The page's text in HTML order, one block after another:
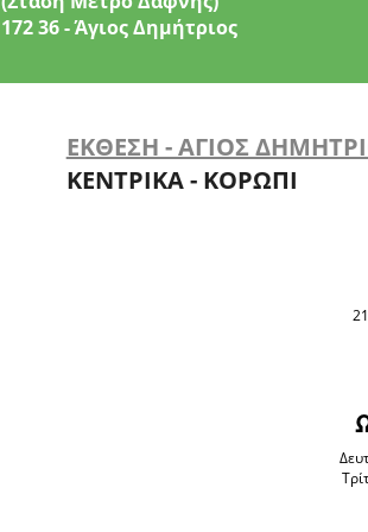
172 36 - Άγιος Δημήτριος
ΕΚΘΕΣΗ - ΑΓΙΟΣ
ΚΕΝΤΡΙΚΑ - ΚΟΡΩΠΙ